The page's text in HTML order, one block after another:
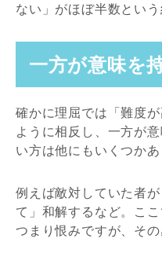
ない」がほぼ半数という
一方が意味を
確かに理屈では「難度
ように相反し、一方が
い方は他にもいくつかあ
例えば敵対していた者
て」和解するなど。こ
つまり恨みですが、そ